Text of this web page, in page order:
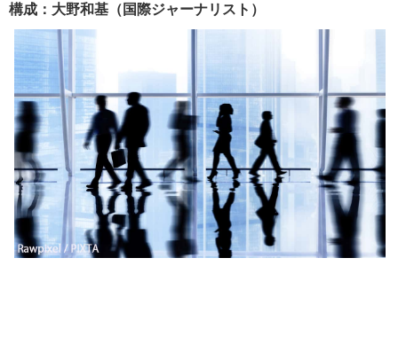
構成：大野和基（国際ジャーナリスト）